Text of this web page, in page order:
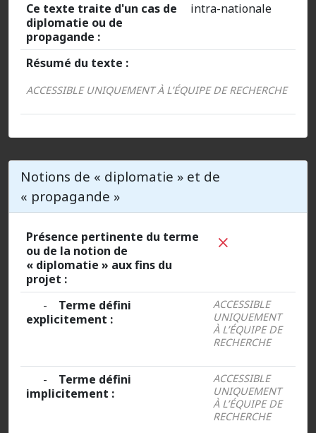
Ce texte traite d'un cas de
diplomatie ou de
propagande :
intra-nationale
Résumé du texte :
ACCESSIBLE UNIQUEMENT À L’ÉQUIPE DE RECHERCHE
Notions de « diplomatie » et de
« propagande »
Présence pertinente du terme
ou de la notion de
« diplomatie » aux fins du
projet :
- Terme défini
explicitement :
ACCESSIBLE
UNIQUEMENT
À L’ÉQUIPE DE
RECHERCHE
- Terme défini
implicitement :
ACCESSIBLE
UNIQUEMENT
À L’ÉQUIPE DE
RECHERCHE